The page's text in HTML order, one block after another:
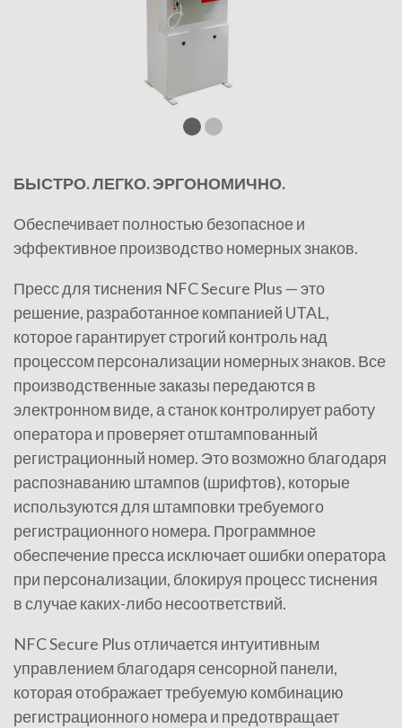
БЫСТРО. ЛЕГКО. ЭРГОНОМИЧНО.
Обеспечивает полностью безопасное и
эффективное производство номерных знаков.
Пресс для тиснения NFC Secure Plus — это
решение, разработанное компанией UTAL,
которое гарантирует строгий контроль над
процессом персонализации номерных знаков. Все
производственные заказы передаются в
электронном виде, а станок контролирует работу
оператора и проверяет отштампованный
регистрационный номер. Это возможно благодаря
распознаванию штампов (шрифтов), которые
используются для штамповки требуемого
регистрационного номера. Программное
обеспечение пресса исключает ошибки оператора
при персонализации, блокируя процесс тиснения
в случае каких-либо несоответствий.
NFC Secure Plus отличается интуитивным
управлением благодаря сенсорной панели,
которая отображает требуемую комбинацию
регистрационного номера и предотвращает